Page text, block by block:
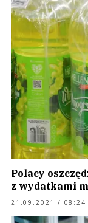
Polacy
z wydatkami
21.09.2021 / 08:24